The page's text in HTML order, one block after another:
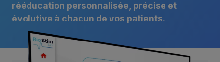
rééducation personnalisée, précise et
évolutive à chacun de vos patients.